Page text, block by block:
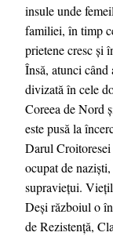
insule unde
familiei, în timp
prietene cresc și
Însă, atunci când
divizată în cele
Coreea de Nord
este pusă la
Darul
ocupat de
supraviețui.
Deși războiul o
de Rezistență,